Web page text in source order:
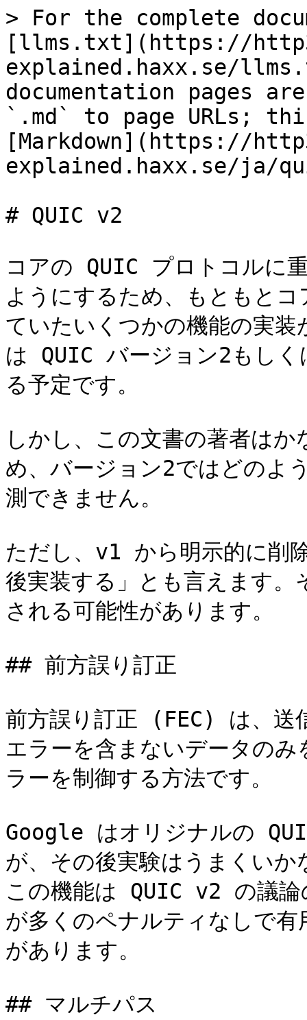
> For the complete
[llms.txt](https://
explained.haxx.se/
documentation pages
`.md` to page URLs;
[Markdown](https://
explained.haxx.se/ja/
# QUIC v2
コアの QUIC プロトコルに
ようにするため、もともと
ていたいくつかの機能の実
は QUIC バージョン2もしく
る予定です。
しかし、この文書の著者は
め、バージョン2ではどのよ
測できません。
ただし、v1 から明示的に削
後実装する」とも言えます
される可能性があります。
## 前方誤り訂正
前方誤り訂正 (FEC) は、送
エラーを含まないデータの
ラーを制御する方法です。
Google はオリジナルの
が、その後実験はうまくい
この機能は QUIC v2 の議論
が多くのペナルティなしで
があります。
## マルチパス